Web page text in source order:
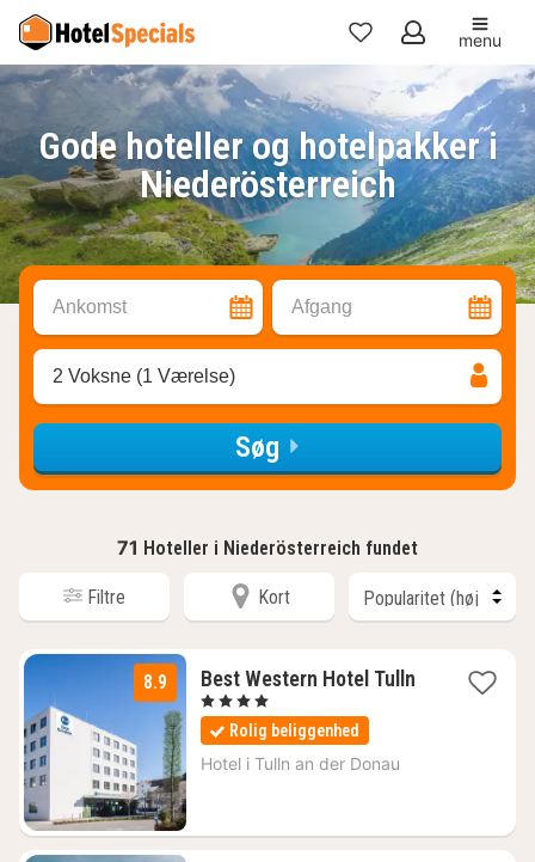
Mine
favoritter
menu
Gode hoteller og hotelpakker i
Niederösterreich
Ankomst Afgang
2 Voksne (1 Værelse)
Søg
71 Hoteller i Niederösterreich fundet
Filtre Kort
8.9 Best Western Hotel Tulln1
, 4 Stjerner
Rolig beliggenhed
Hotel i Tulln an der Donau